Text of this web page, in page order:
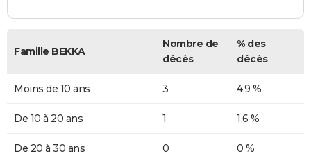
Famille BEKKA
Nombre de
décès
% des
décès
Moins de 10 ans 3 4,9 %
De 10 à 20 ans 1 1,6 %
De 20 à 30 ans 0 0 %